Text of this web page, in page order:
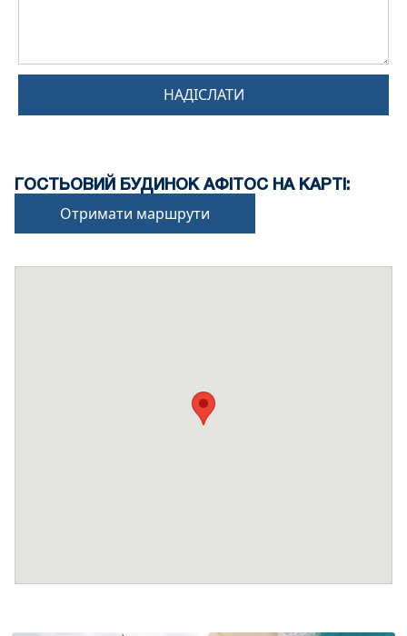
НАДІСЛАТИ
ГОСТЬОВИЙ БУДИНОК АФІТОС НА КАРТІ:
Отримати маршрути